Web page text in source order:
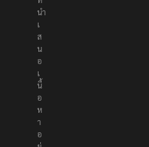
นำ
เ
ส
น
อ
เ
นื้
อ
ห
า
อ